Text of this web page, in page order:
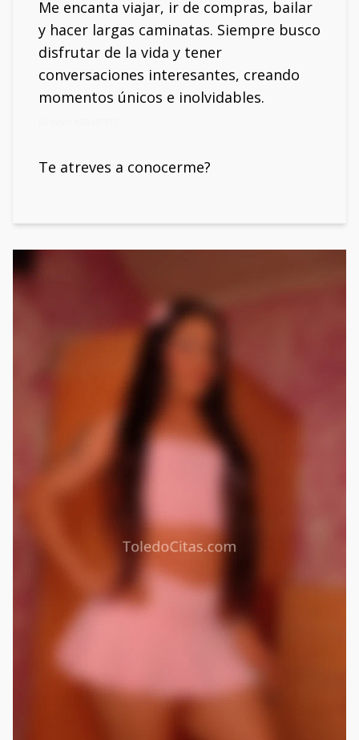
Me encanta viajar, ir de compras, bailar
y hacer largas caminatas. Siempre busco
disfrutar de la vida y tener
conversaciones interesantes, creando
momentos únicos e inolvidables.
Te atreves a conocerme?